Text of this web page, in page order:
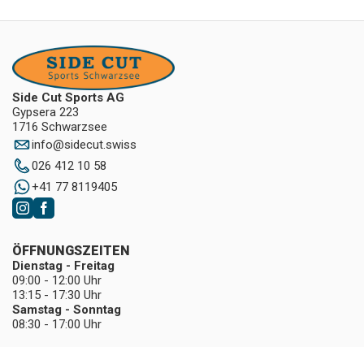
Side Cut Sports AG
Gypsera 223
1716 Schwarzsee
info@sidecut.swiss
026 412 10 58
+41 77 8119405
ÖFFNUNGSZEITEN
Dienstag - Freitag
09:00 - 12:00 Uhr
13:15 - 17:30 Uhr
Samstag - Sonntag
08:30 - 17:00 Uhr